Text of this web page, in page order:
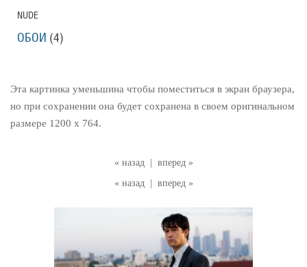
« назад
вперед »
« назад
вперед »
Эта картинка уменьшина чтобы поместиться в экран браузера,
но при сохранении она будет сохранена в своем оригинальном
размере 1200 x 764.
NUDE
ОБОИ (4)